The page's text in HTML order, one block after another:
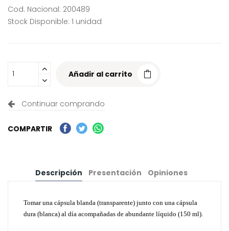
Cod. Nacional: 200489
Stock Disponible: 1 unidad
Añadir al carrito
Continuar comprando
COMPARTIR
Descripción Presentación Opiniones
Tomar una cápsula blanda (transparente) junto con una cápsula
dura (blanca) al día acompañadas de abundante líquido (150 ml).